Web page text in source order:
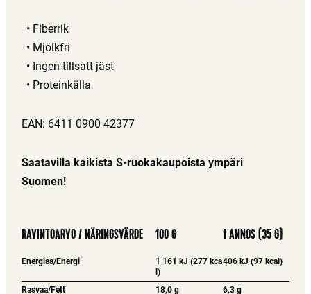
Fiberrik
Mjölkfri
Ingen tillsatt jäst
Proteinkälla
EAN: 6411 0900 42377
Saatavilla kaikista S-ruokakaupoista ympäri
Suomen!
RAVINTOARVO / NÄRINGSVÄRDE 100 G 1 ANNOS (35 G)
Energiaa/Energi
1 161 kJ (277 kca
l)
406 kJ (97 kcal)
Rasvaa/Fett 18,0 g 6,3 g